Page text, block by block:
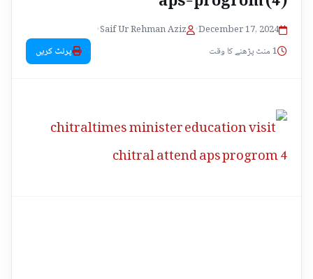
December 17, 2024
•
Saif Ur Rehman Aziz
•
1 منٹ پڑھنے کا وقت
پرنٹ کریں